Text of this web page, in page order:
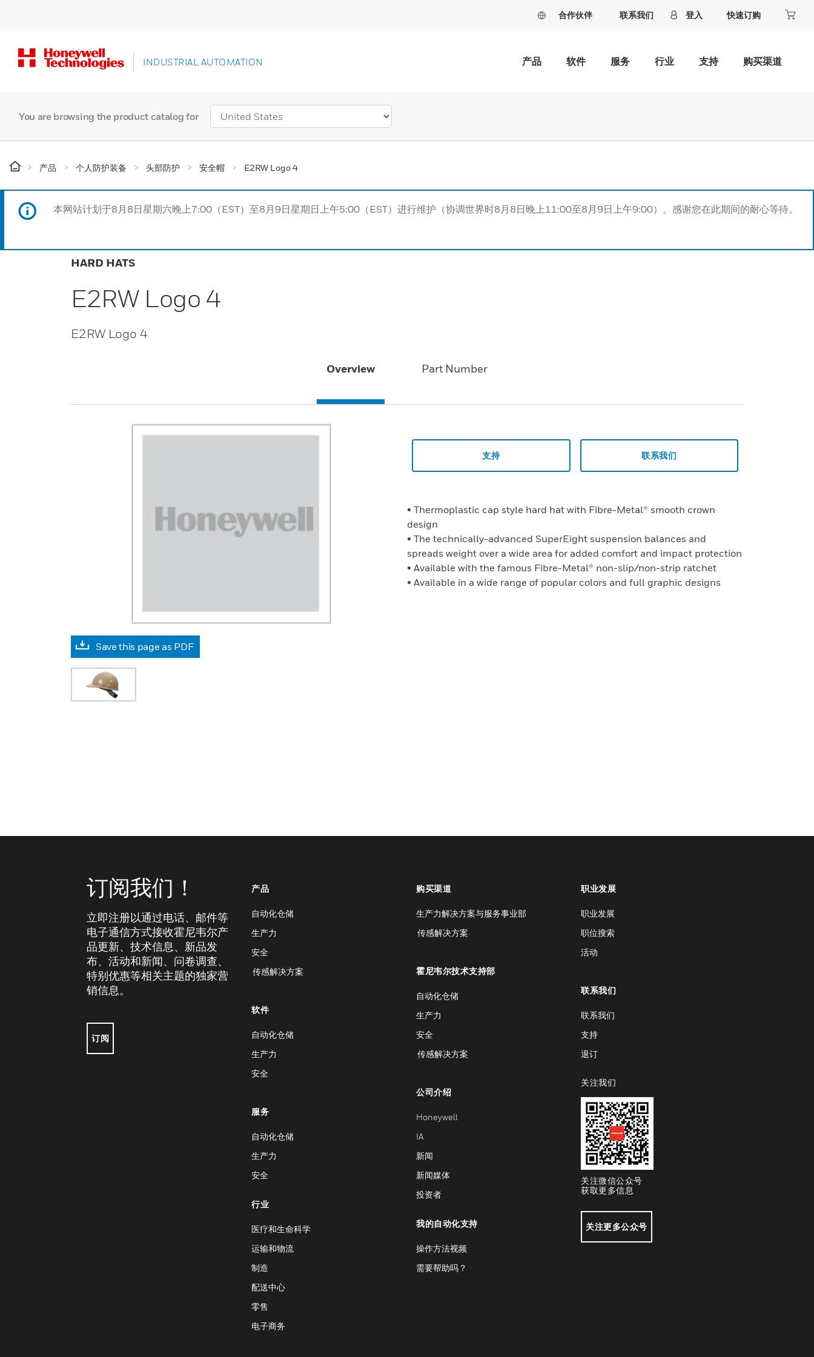
合作伙伴 联系我们 登入 快速订购
INDUSTRIAL AUTOMATION 产品 软件 服务 行业 支持 购买渠道
You are browsing the product catalog for
产品 个人防护装备 头部防护 安全帽 E2RW Logo 4
本网站计划于8月8日星期六晚上7:00（EST）至8月9日星期日上午5:00（EST）进行维护（协调世界时8月8日晚上11:00至8月9日上午9:00）。感谢您在此期间的耐心等待。
HARD HATS
E2RW Logo 4
E2RW Logo 4
Overview Part Number
Save this page as PDF
支持 联系我们
• Thermoplastic cap style hard hat with Fibre-Metal® smooth crown
design
• The technically-advanced SuperEight suspension balances and
spreads weight over a wide area for added comfort and impact protection
• Available with the famous Fibre-Metal® non-slip/non-strip ratchet
• Available in a wide range of popular colors and full graphic designs
订阅我们！
立即注册以通过电话、邮件等
电子通信方式接收霍尼韦尔产
品更新、技术信息、新品发
布、活动和新闻、问卷调查、
特别优惠等相关主题的独家营
销信息。
订阅
产品
自动化仓储
生产力
安全
传感解决方案
软件
自动化仓储
生产力
安全
服务
自动化仓储
生产力
安全
行业
医疗和生命科学
运输和物流
制造
配送中心
零售
电子商务
购买渠道
生产力解决方案与服务事业部
传感解决方案
霍尼韦尔技术支持部
自动化仓储
生产力
安全
传感解决方案
公司介绍
Honeywell
IA
新闻
新闻媒体
投资者
我的自动化支持
操作方法视频
需要帮助吗？
职业发展
职业发展
职位搜索
活动
联系我们
联系我们
支持
退订
关注我们
关注微信公众号
获取更多信息
关注更多公众号